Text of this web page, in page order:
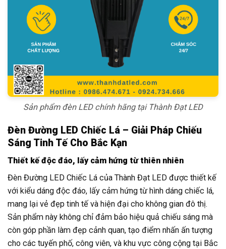
Sản phẩm đèn LED chính hãng tại Thành Đạt LED
Đèn Đường LED Chiếc Lá – Giải Pháp Chiếu
Sáng Tinh Tế Cho Bắc Kạn
Thiết kế độc đáo, lấy cảm hứng từ thiên nhiên
Đèn Đường LED Chiếc Lá của Thành Đạt LED được thiết kế
với kiểu dáng độc đáo, lấy cảm hứng từ hình dáng chiếc lá,
mang lại vẻ đẹp tinh tế và hiện đại cho không gian đô thị.
Sản phẩm này không chỉ đảm bảo hiệu quả chiếu sáng mà
còn góp phần làm đẹp cảnh quan, tạo điểm nhấn ấn tượng
cho các tuyến phố, công viên, và khu vực công cộng tại Bắc